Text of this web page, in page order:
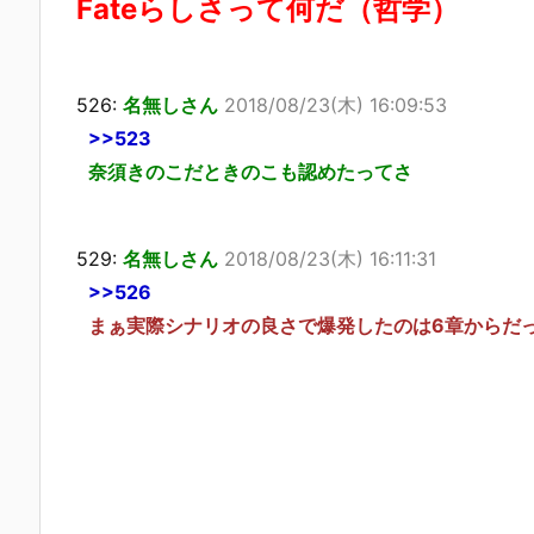
Fateらしさって何だ（哲学）
526: 名無しさん 2018/08/23(木) 16:09:53
>>523
奈須きのこだときのこも認めたってさ
529: 名無しさん 2018/08/23(木) 16:11:31
>>526
まぁ実際シナリオの良さで爆発したのは6章からだ